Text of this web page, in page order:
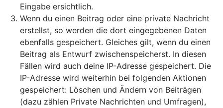
Eingabe ersichtlich.
Wenn du einen Beitrag oder eine private Nachricht
erstellst, so werden die dort eingegebenen Daten
ebenfalls gespeichert. Gleiches gilt, wenn du einen
Beitrag als Entwurf zwischenspeicherst. In diesen
Fällen wird auch deine IP-Adresse gespeichert. Die
IP-Adresse wird weiterhin bei folgenden Aktionen
gespeichert: Löschen und Ändern von Beiträgen
(dazu zählen Private Nachrichten und Umfragen),